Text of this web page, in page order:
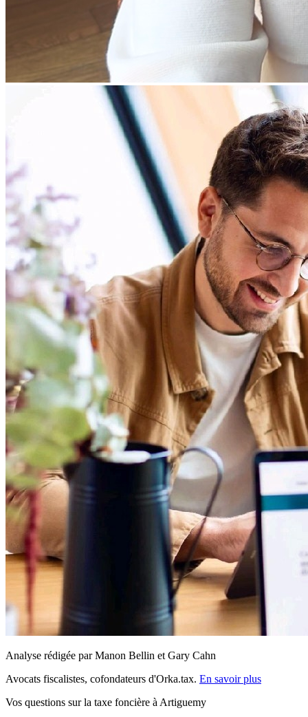
Analyse rédigée par Manon Bellin et Gary Cahn
Avocats fiscalistes, cofondateurs d'Orka.tax. En savoir plus
Vos questions sur la taxe foncière à Artiguemy